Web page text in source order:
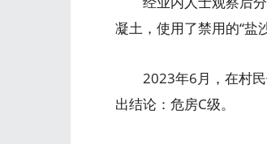
凝土，使用了禁用的“盐
2023年6月，在村民
出结论：危房C级。